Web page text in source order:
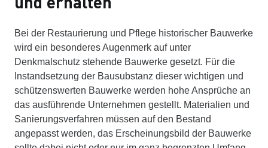
Bei der Restaurierung und Pflege historischer Bauwerke
wird ein besonderes Augenmerk auf unter
Denkmalschutz stehende Bauwerke gesetzt. Für die
Instandsetzung der Bausubstanz dieser wichtigen und
schützenswerten Bauwerke werden hohe Ansprüche an
das ausführende Unternehmen gestellt. Materialien und
Sanierungsverfahren müssen auf den Bestand
angepasst werden, das Erscheinungsbild der Bauwerke